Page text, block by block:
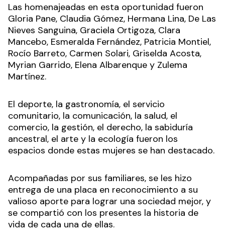
Las homenajeadas en esta oportunidad fueron
Gloria Pane, Claudia Gómez, Hermana Lina, De Las
Nieves Sanguina, Graciela Ortigoza, Clara
Mancebo, Esmeralda Fernández, Patricia Montiel,
Rocío Barreto, Carmen Solari, Griselda Acosta,
Myrian Garrido, Elena Albarenque y Zulema
Martínez.
El deporte, la gastronomía, el servicio
comunitario, la comunicación, la salud, el
comercio, la gestión, el derecho, la sabiduría
ancestral, el arte y la ecología fueron los
espacios donde estas mujeres se han destacado.
Acompañadas por sus familiares, se les hizo
entrega de una placa en reconocimiento a su
valioso aporte para lograr una sociedad mejor, y
se compartió con los presentes la historia de
vida de cada una de ellas.